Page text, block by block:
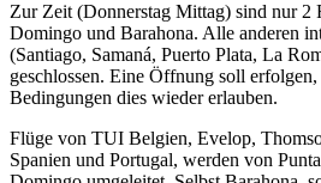
Zur Zeit (Donnerstag Mittag) sind nur 2
Domingo und Barahona. Alle anderen
(Santiago, Samaná, Puerto Plata, La
geschlossen. Eine Öffnung soll
Bedingungen dies wieder erlauben.
Flüge von TUI Belgien, Evelop,
Spanien und Portugal, werden von